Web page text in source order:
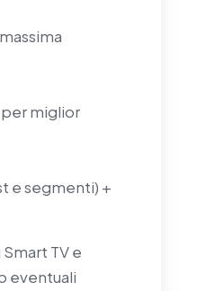
miglior
e segmenti) +
TV e
eventuali